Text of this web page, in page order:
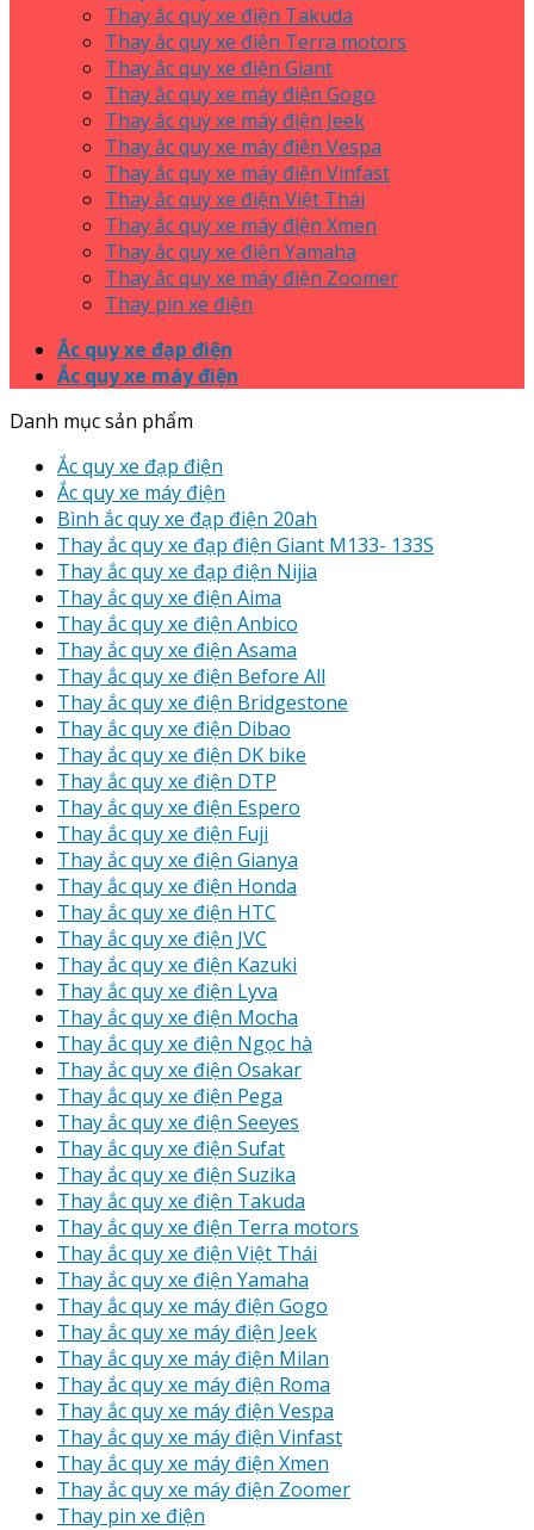
Thay ắc quy xe điện Takuda
Thay ắc quy xe điện Terra motors
Thay ắc quy xe điện Giant
Thay ắc quy xe máy điện Gogo
Thay ắc quy xe máy điện Jeek
Thay ắc quy xe máy điện Vespa
Thay ắc quy xe máy điện Vinfast
Thay ắc quy xe điện Việt Thái
Thay ắc quy xe máy điện Xmen
Thay ắc quy xe điện Yamaha
Thay ắc quy xe máy điện Zoomer
Thay pin xe điện
Ắc quy xe đạp điện
Ắc quy xe máy điện
Danh mục sản phẩm
Ắc quy xe đạp điện
Ắc quy xe máy điện
Bình ắc quy xe đạp điện 20ah
Thay ắc quy xe đạp điện Giant M133- 133S
Thay ắc quy xe đạp điện Nijia
Thay ắc quy xe điện Aima
Thay ắc quy xe điện Anbico
Thay ắc quy xe điện Asama
Thay ắc quy xe điện Before All
Thay ắc quy xe điện Bridgestone
Thay ắc quy xe điện Dibao
Thay ắc quy xe điện DK bike
Thay ắc quy xe điện DTP
Thay ắc quy xe điện Espero
Thay ắc quy xe điện Fuji
Thay ắc quy xe điện Gianya
Thay ắc quy xe điện Honda
Thay ắc quy xe điện HTC
Thay ắc quy xe điện JVC
Thay ắc quy xe điện Kazuki
Thay ắc quy xe điện Lyva
Thay ắc quy xe điện Mocha
Thay ắc quy xe điện Ngọc hà
Thay ắc quy xe điện Osakar
Thay ắc quy xe điện Pega
Thay ắc quy xe điện Seeyes
Thay ắc quy xe điện Sufat
Thay ắc quy xe điện Suzika
Thay ắc quy xe điện Takuda
Thay ắc quy xe điện Terra motors
Thay ắc quy xe điện Việt Thái
Thay ắc quy xe điện Yamaha
Thay ắc quy xe máy điện Gogo
Thay ắc quy xe máy điện Jeek
Thay ắc quy xe máy điện Milan
Thay ắc quy xe máy điện Roma
Thay ắc quy xe máy điện Vespa
Thay ắc quy xe máy điện Vinfast
Thay ắc quy xe máy điện Xmen
Thay ắc quy xe máy điện Zoomer
Thay pin xe điện